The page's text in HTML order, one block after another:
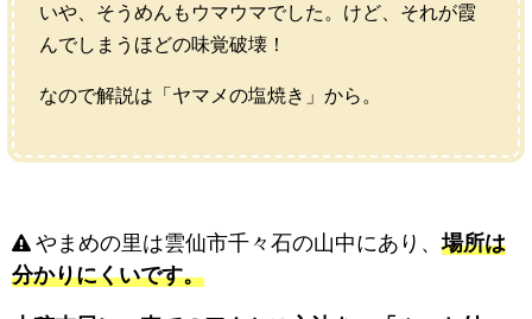
いや、そうめんもウマウマでした。けど、それが霞
んでしまうほどの味覚破壊！
なので解説は「ヤマメの塩焼き」から。
やまめの里は雲仙市千々石の山中にあり、場所は
分かりにくいです。